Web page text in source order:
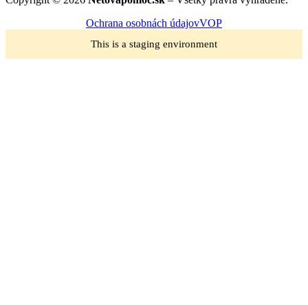
Ochrana osobnách údajovVOP
This is a staging environment